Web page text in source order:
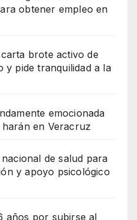
obtener empleo en
brote activo de
y pide tranquilidad a la
emocionada
en Veracruz
de salud para
y apoyo psicológico
años por subirse al